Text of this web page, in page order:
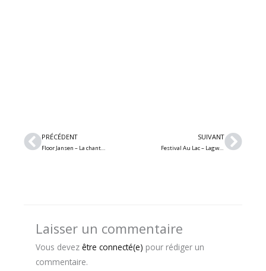
Précédent
PRÉCÉDENT
Floor Jansen – La chanteuse de Nightwish sortira un premier album solo en mars 2023
SUIVANT
Festival Au Lac – Lagwagon sera de passage à Granby en juin 2023 + plusieurs groupes confirmés
Laisser un commentaire
Vous devez être connecté(e) pour rédiger un
commentaire.